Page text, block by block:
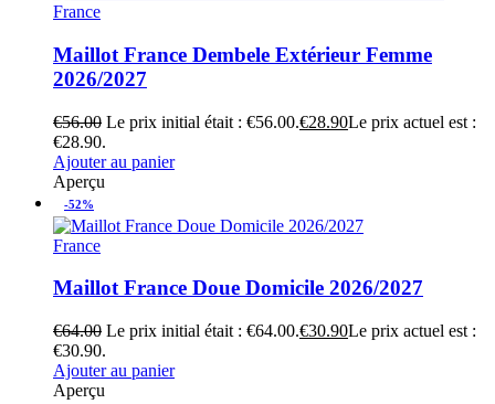
France
Maillot France Dembele Extérieur Femme
2026/2027
€56.00 Le prix initial était : €56.00.€28.90Le prix actuel est :
€28.90.
Ajouter au panier
Aperçu
-52%
France
Maillot France Doue Domicile 2026/2027
€64.00 Le prix initial était : €64.00.€30.90Le prix actuel est :
€30.90.
Ajouter au panier
Aperçu